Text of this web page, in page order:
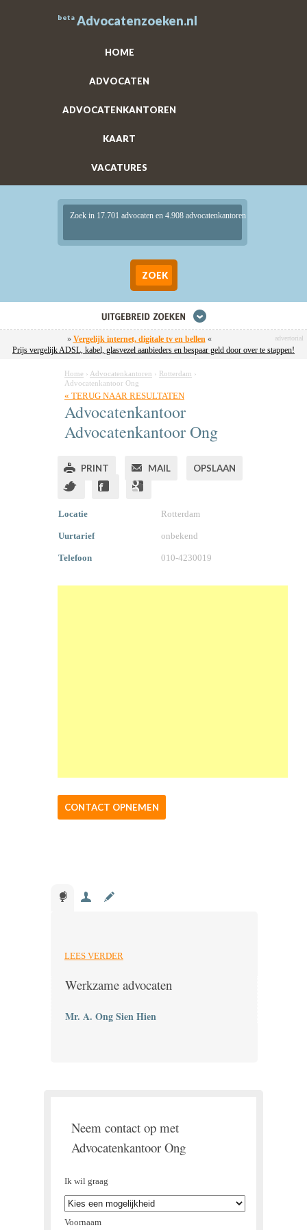
beta Advocatenzoeken.nl
HOME
ADVOCATEN
ADVOCATENKANTOREN
KAART
VACATURES
Zoek in 17.701 advocaten en 4.908 advocatenkantoren
» Vergelijk internet, digitale tv en bellen« advertorial
Prijs vergelijk ADSL, kabel, glasvezel aanbieders en bespaar geld door over te stappen!
Home › Advocatenkantoren › Rotterdam ›
Advocatenkantoor Ong
« TERUG NAAR RESULTATEN
Advocatenkantoor
Advocatenkantoor Ong
PRINT MAIL OPSLAAN
Locatie Rotterdam
Uurtarief onbekend
Telefoon 010-4230019
CONTACT OPNEMEN
LEES VERDER
Werkzame advocaten
Mr. A. Ong Sien Hien
Neem contact op met
Advocatenkantoor Ong
Ik wil graag
Voornaam